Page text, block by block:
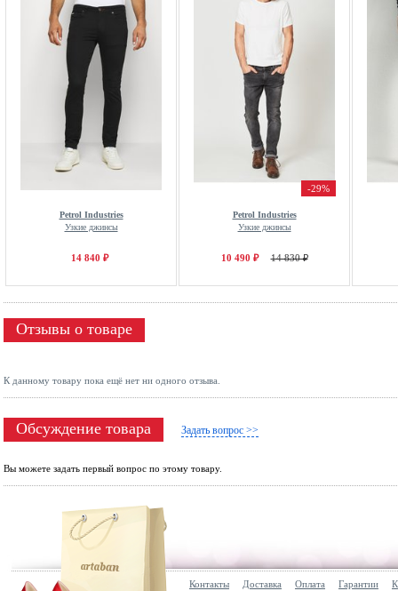
Petrol Industries
Узкие джинсы
14 840 ₽
-29%
Petrol Industries
Узкие джинсы
10 490 ₽ 14 830 ₽
Отзывы о товаре
К данному товару пока ещё нет ни одного отзыва.
Обсуждение товара Задать вопрос >>
Вы можете задать первый вопрос по этому товару.
Контакты Доставка Оплата Гарантии